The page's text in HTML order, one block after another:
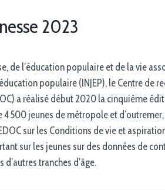
2023
de l’éducation populaire et de la vie
populaire (INJEP), le Centre de
a réalisé début 2020 la cinquième
500 jeunes de métropole et
sur les Conditions de vie et
sur les jeunes sur des données de
tranches d’âge.